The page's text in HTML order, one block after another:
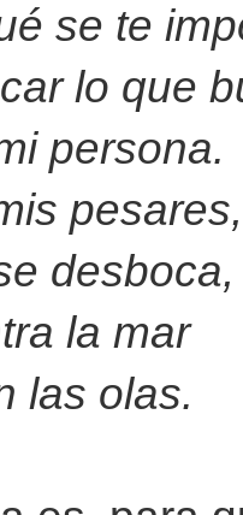
se te
lo que
persona.
pesares,
desboca,
la mar
las olas.